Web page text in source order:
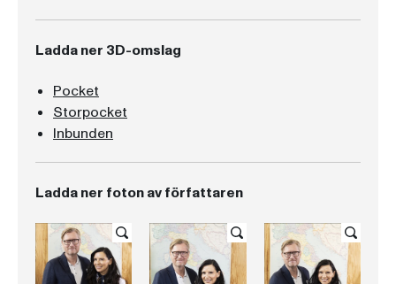
Ladda ner 3D-omslag
Pocket
Storpocket
Inbunden
Ladda ner foton av författaren